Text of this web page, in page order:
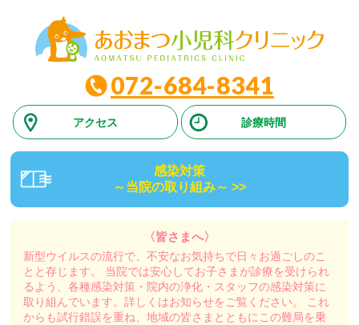
072-684-8341
アクセス 診療時間
感染対策
～当院の取り組み～ >>
〈皆さまへ〉
新型ウイルスの流行で、不安なお気持ちで日々お過ごしのこ
とと存じます。
当院では安心してお子さまが診療を受けられ
るよう、各種感染対策・院内の浄化・スタッフの感染対策に
取り組んでいます。詳しくはお知らせをご覧ください。
これ
からも試行錯誤を重ね、地域の皆さまとともにこの難局を乗